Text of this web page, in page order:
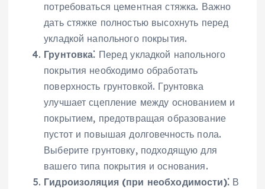
потребоваться цементная стяжка. Важно
дать стяжке полностью высохнуть перед
укладкой напольного покрытия.
Грунтовка⁚ Перед укладкой напольного
покрытия необходимо обработать
поверхность грунтовкой. Грунтовка
улучшает сцепление между основанием и
покрытием, предотвращая образование
пустот и повышая долговечность пола.
Выберите грунтовку, подходящую для
вашего типа покрытия и основания.
Гидроизоляция (при необходимости)⁚В